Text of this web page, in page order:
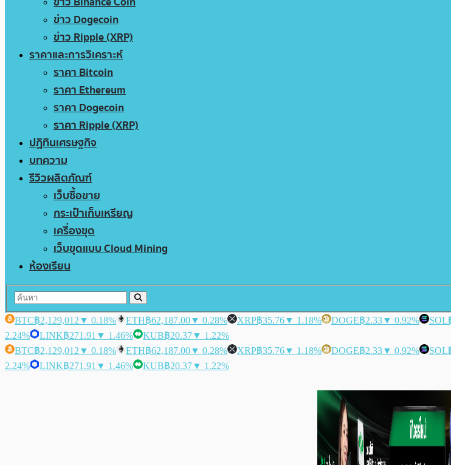
ข่าว Dogecoin
ข่าว Ripple (XRP)
ราคาและการวิเคราะห์
ราคา Bitcoin
ราคา Ethereum
ราคา Dogecoin
ราคา Ripple (XRP)
ปฏิทินเศรษฐกิจ
บทความ
รีวิวผลิตภัณฑ์
เว็บซื้อขาย
กระเป๋าเก็บเหรียญ
เครื่องขุด
เว็บขุดแบบ Cloud Mining
ห้องเรียน
BTC฿2,129,012 ▼ 0.18% ETH฿62,187.00▼ 0.28% XRP฿35.76▼ 1.18% DOGE฿2.33▼ 0.92% SOL
2.24%
LINK฿271.91 ▼ 1.46% KUB฿20.37▼ 1.22%
BTC฿2,129,012 ▼ 0.18% ETH฿62,187.00▼ 0.28% XRP฿35.76▼ 1.18% DOGE฿2.33▼ 0.92% SOL
2.24%
LINK฿271.91 ▼ 1.46% KUB฿20.37▼ 1.22%